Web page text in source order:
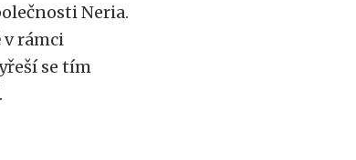
Neria.
v rámci
se tím